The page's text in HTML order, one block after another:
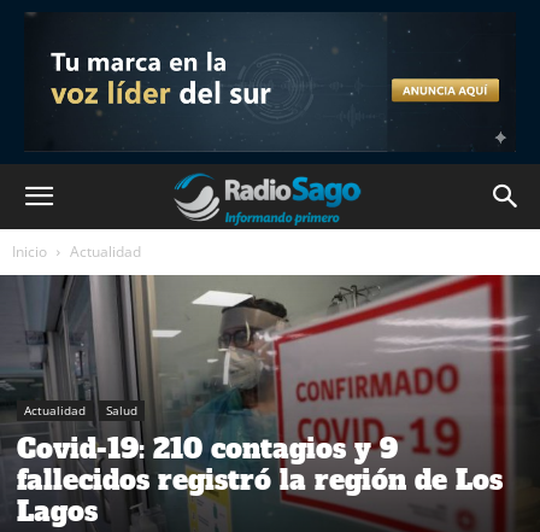
Inicio Actualidad
Actualidad Salud
Covid-19: 210 contagios y 9
fallecidos registró la región de Los
Lagos